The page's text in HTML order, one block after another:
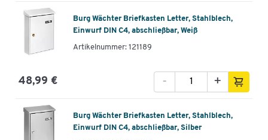
Burg Wächter Briefkasten Letter, Stahlblech,
Einwurf DIN C4, abschließbar, Weiß
Artikelnummer: 121189
48,99 € +
-
Burg Wächter Briefkasten Letter, Stahlblech,
Einwurf DIN C4, abschließbar, Silber